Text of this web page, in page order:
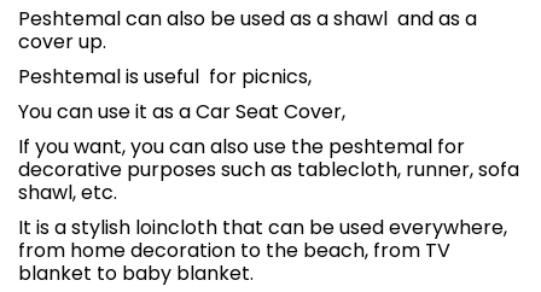
Peshtemal can also be used as a shawl and as a
cover up.
Peshtemal is useful for picnics,
You can use it as a Car Seat Cover,
If you want, you can also use the peshtemal for
decorative purposes such as tablecloth, runner, sofa
shawl, etc.
It is a stylish loincloth that can be used everywhere,
from home decoration to the beach, from TV
blanket to baby blanket.